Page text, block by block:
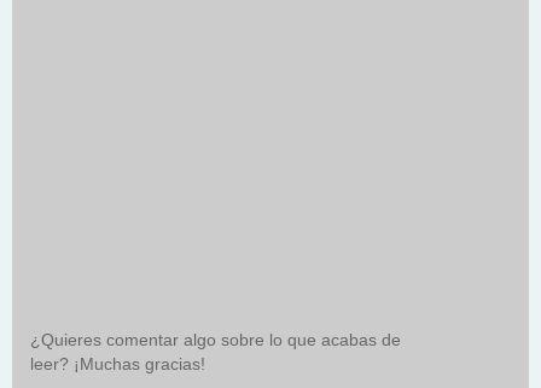
¿Quieres comentar algo sobre lo que acabas de
leer? ¡Muchas gracias!